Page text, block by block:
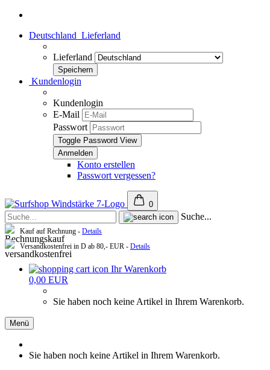
Deutschland Lieferland
Lieferland
Kundenlogin
Kundenlogin
E-Mail
Passwort
Toggle Password View
Konto erstellen
Passwort vergessen?
0
Suche...
Kauf auf Rechnung - Details
Versandkostenfrei in D ab 80,- EUR - Details
Ihr Warenkorb
0,00 EUR
Sie haben noch keine Artikel in Ihrem Warenkorb.
Menü
Sie haben noch keine Artikel in Ihrem Warenkorb.